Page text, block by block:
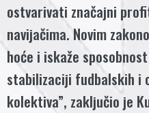
ostvarivati značajni
navijačima. Novim
hoće i iskaže
stabilizaciji fudbalskih i
kolektiva”, zaključio je